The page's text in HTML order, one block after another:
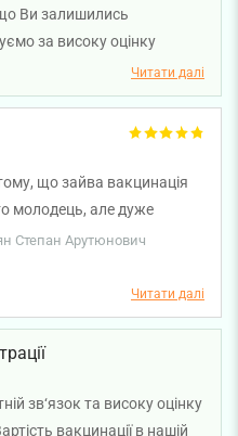
Ви залишились
за високу оцінку
Степана Арутюновича!
міцного здоров'я!
Читати далі
що зайва вакцинація
молодець, але дуже
дітей переплатити 2000
Степан Арутюнович
Читати далі
зв‘язок та високу оцінку
вакцинації в нашій